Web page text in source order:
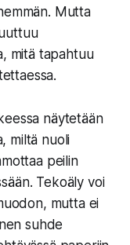
Mutta
mitä tapahtuu
näytetään
miltä nuoli
peilin
Tekoäly voi
mutta ei
suhde